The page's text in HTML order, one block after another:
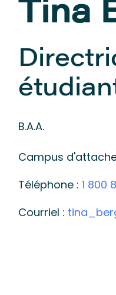
Tina
B.A.A.
Campus
Téléphone : 1 800
Courriel :